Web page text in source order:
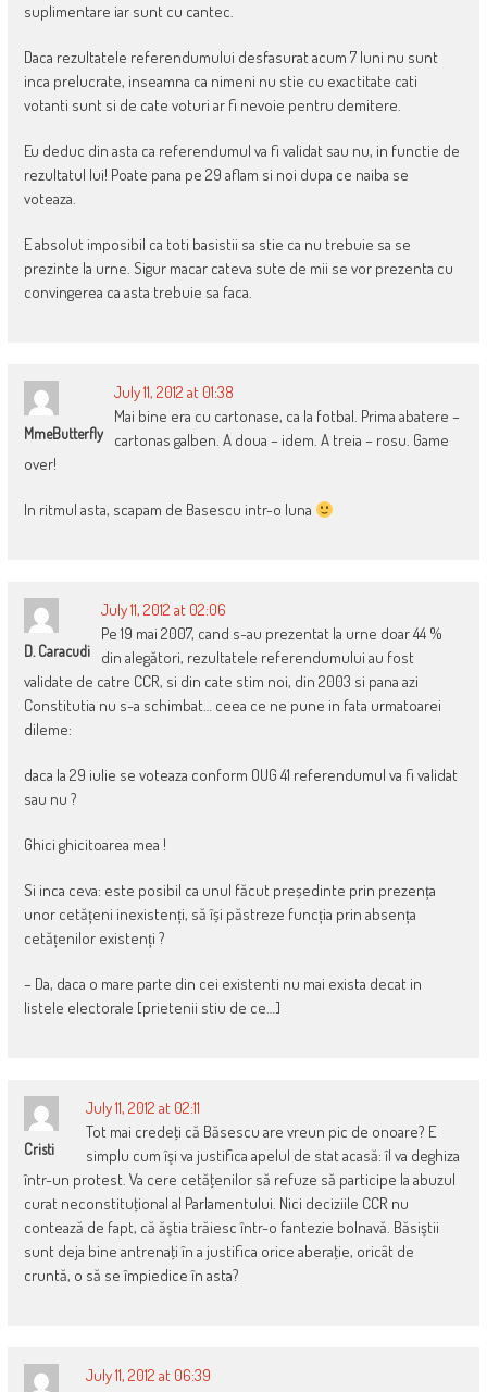
suplimentare iar sunt cu cantec.
Daca rezultatele referendumului desfasurat acum 7 luni nu sunt
inca prelucrate, inseamna ca nimeni nu stie cu exactitate cati
votanti sunt si de cate voturi ar fi nevoie pentru demitere.
Eu deduc din asta ca referendumul va fi validat sau nu, in functie de
rezultatul lui! Poate pana pe 29 aflam si noi dupa ce naiba se
voteaza.
E absolut imposibil ca toti basistii sa stie ca nu trebuie sa se
prezinte la urne. Sigur macar cateva sute de mii se vor prezenta cu
convingerea ca asta trebuie sa faca.
MmeButterfly
July 11, 2012 at 01:38
Mai bine era cu cartonase, ca la fotbal. Prima abatere –
cartonas galben. A doua – idem. A treia – rosu. Game
over!
In ritmul asta, scapam de Basescu intr-o luna
D. Caracudi
July 11, 2012 at 02:06
Pe 19 mai 2007, cand s-au prezentat la urne doar 44 %
din alegători, rezultatele referendumului au fost
validate de catre CCR, si din cate stim noi, din 2003 si pana azi
Constitutia nu s-a schimbat… ceea ce ne pune in fata urmatoarei
dileme:
daca la 29 iulie se voteaza conform OUG 41 referendumul va fi validat
sau nu ?
Ghici ghicitoarea mea !
Si inca ceva: este posibil ca unul făcut președinte prin prezența
unor cetățeni inexistenți, să își păstreze funcția prin absența
cetățenilor existenți ?
– Da, daca o mare parte din cei existenti nu mai exista decat in
listele electorale [prietenii stiu de ce…]
Cristi
July 11, 2012 at 02:11
Tot mai credeţi că Băsescu are vreun pic de onoare? E
simplu cum îşi va justifica apelul de stat acasă: îl va deghiza
într-un protest. Va cere cetăţenilor să refuze să participe la abuzul
curat neconstituţional al Parlamentului. Nici deciziile CCR nu
contează de fapt, că ăştia trăiesc într-o fantezie bolnavă. Băsiştii
sunt deja bine antrenaţi în a justifica orice aberaţie, oricât de
cruntă, o să se împiedice în asta?
July 11, 2012 at 06:39